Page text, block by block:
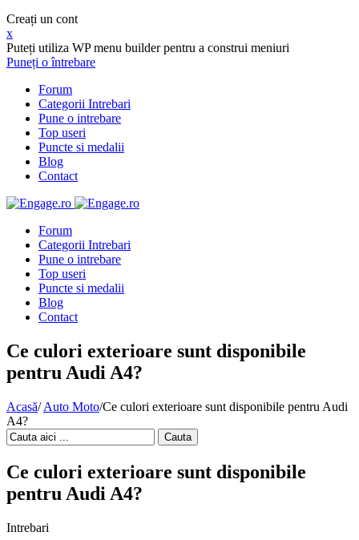
Creați un cont
x
Puteți utiliza WP menu builder pentru a construi meniuri
Puneți o întrebare
Forum
Categorii Intrebari
Pune o intrebare
Top useri
Puncte si medalii
Blog
Contact
Forum
Categorii Intrebari
Pune o intrebare
Top useri
Puncte si medalii
Blog
Contact
Ce culori exterioare sunt disponibile
pentru Audi A4?
Acasă/ Auto Moto/Ce culori exterioare sunt disponibile pentru Audi
A4?
Cauta
Ce culori exterioare sunt disponibile
pentru Audi A4?
Intrebari